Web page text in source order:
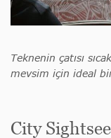
Teknenin çatısı
mevsim için ideal
City